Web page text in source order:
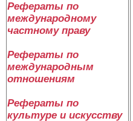
Рефераты по
международному
частному праву
Рефераты по
международным
отношениям
Рефераты по
культуре и искусству